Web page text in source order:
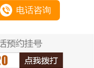
电话咨询